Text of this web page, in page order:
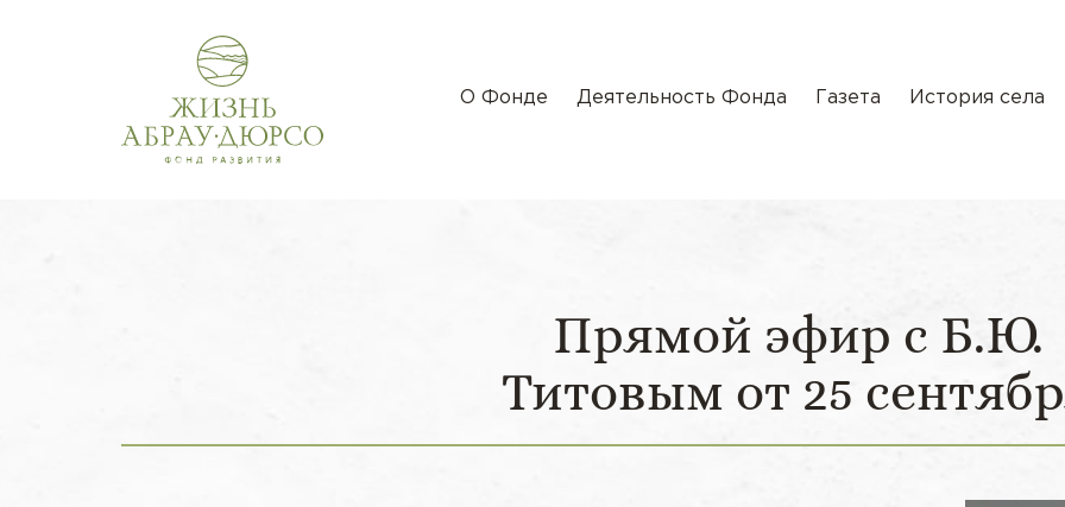
О Фонде Деятельность Фонда Газета История села
Прямой эфир с Б.Ю.
Титовым от 25